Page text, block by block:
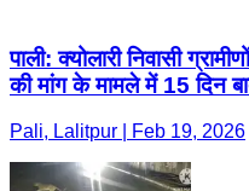
पाली: क्योलारी निवासी
की मांग के मामले में 15 दिन
Pali, Lalitpur | Feb 19, 2026